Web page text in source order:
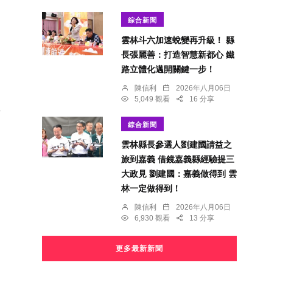
綜合新聞
雲林斗六加速蛻變再升級！ 縣
長張麗善：打造智慧新都心 鐵
路立體化邁開關鍵一步！
陳信利
2026年八月06日
5,049 觀看
16 分享
綜合新聞
雲林縣長參選人劉建國請益之
旅到嘉義 借鏡嘉義縣經驗提三
大政見 劉建國：嘉義做得到 雲
林一定做得到！
陳信利
2026年八月06日
6,930 觀看
13 分享
更多最新新聞